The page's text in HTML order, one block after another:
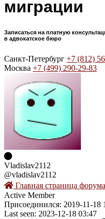
миграции
Записаться на платную
в адвокатское бюро
Санкт-Петербург +7 (812)
Москва +7 (499) 290-29-83
Vladislav2112
@vladislav2112
Главная страница форума
Active Member
Присоединился: 2019-11-18
Last seen: 2023-12-18 03:47